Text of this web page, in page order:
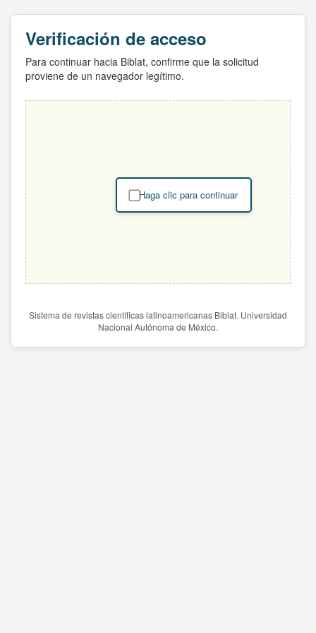
Verificación de acceso
Para continuar hacia Biblat, confirme que la solicitud
proviene de un navegador legítimo.
Haga clic para continuar
Sistema de revistas científicas latinoamericanas Biblat. Universidad
Nacional Autónoma de México.